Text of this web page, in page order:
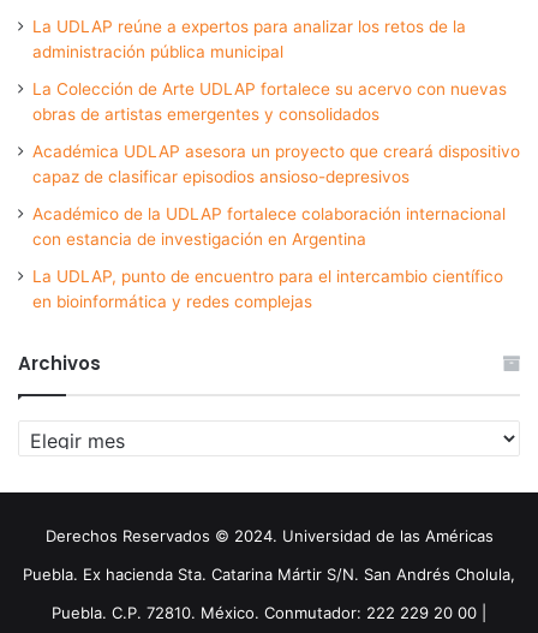
La UDLAP reúne a expertos para analizar los retos de la
administración pública municipal
La Colección de Arte UDLAP fortalece su acervo con nuevas
obras de artistas emergentes y consolidados
Académica UDLAP asesora un proyecto que creará dispositivo
capaz de clasificar episodios ansioso-depresivos
Académico de la UDLAP fortalece colaboración internacional
con estancia de investigación en Argentina
La UDLAP, punto de encuentro para el intercambio científico
en bioinformática y redes complejas
Archivos
Archivos
Derechos Reservados © 2024. Universidad de las Américas
Puebla. Ex hacienda Sta. Catarina Mártir S/N. San Andrés Cholula,
Puebla. C.P. 72810. México. Conmutador: 222 229 20 00 |